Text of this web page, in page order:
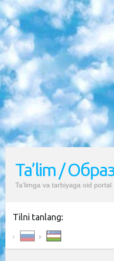
Ta’lim /
Ta’limga va tarbiyaga oid portal
Tilni tanlang: